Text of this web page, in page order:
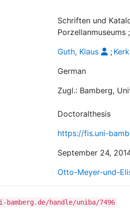
Schriften und
Porzellanmuseums
Guth, Klaus ;
German
Zugl.: Bamberg,
Doctoralthesis
https://fis.uni-
September 24,
Otto-Meyer-und-
handle/uniba/7496